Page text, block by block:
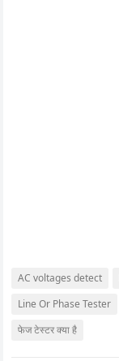
AC voltages detect
Line Or Phase Tester
फेज टेस्टर क्या है